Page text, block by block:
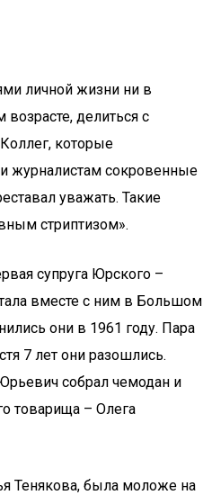
личной жизни ни в
делиться с
которые
журналистам сокровенные
уважать. Такие
стриптизом».
супруга Юрского –
вместе с ним в Большом
они в 1961 году. Пара
7 лет они разошлись.
собрал чемодан и
товарища – Олега
Тенякова, была моложе на